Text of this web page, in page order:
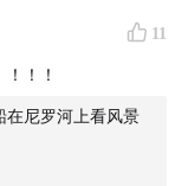
11
！！
在尼罗河上看风景